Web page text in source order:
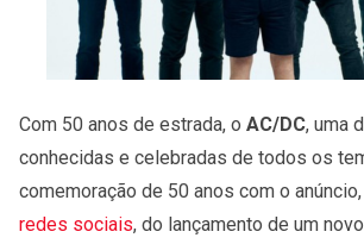
Com 50 anos de estrada, o AC/DC, uma
conhecidas e celebradas de todos os
comemoração de 50 anos com o anúncio,
redes sociais, do lançamento de um